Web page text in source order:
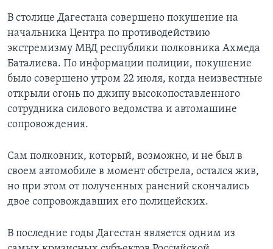
В столице Дагестана совершено покушение на
начальника Центра по противодействию
экстремизму МВД республики полковника Ахмеда
Баталиева. По информации полиции, покушение
было совершено утром 22 июля, когда неизвестные
открыли огонь по джипу высокопоставленного
сотрудника силового ведомства и автомашине
сопровождения.
Сам полковник, который, возможно, и не был в
своем автомобиле в момент обстрела, остался жив,
но при этом от полученных ранений скончались
двое сопровождавших его полицейских.
В последние годы Дагестан является одним из